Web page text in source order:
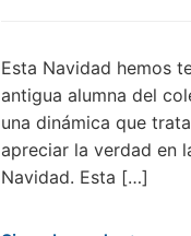
Esta Navidad hemos
antigua alumna del
una dinámica que
apreciar la verdad en
Navidad. Esta […]